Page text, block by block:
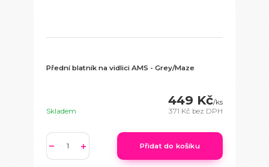
Přední blatník na vidlici AMS - Grey/Maze
449 Kč/ks
371 Kč bez DPH
Skladem
Přidat do košíku